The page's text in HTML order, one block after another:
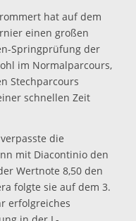
hat auf dem
einen großen
Springprüfung der
im Normalparcours,
Stechparcours
schnellen Zeit
die
mit Diacontinio den
Wertnote 8,50 den
folgte sie auf dem 3.
erfolgreiches